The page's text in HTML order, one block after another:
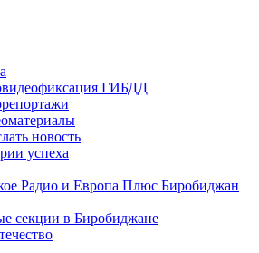
ГИБДД
новость
успеха
Радио и Европа Плюс Биробиджан
секции в Биробиджане